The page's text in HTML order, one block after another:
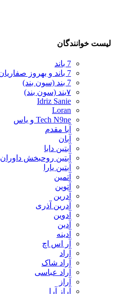
لیست خوانندگان
7 باند
7 باند و بهروز صفاریان
7 بند (سون بند)
۷بند (سون بند)
Idriz Sanie
Loran
Tech N9ne و یاس
آبا مقدم
آبان
آبتین دابا
آبتین روحبخش داوران
آبتین یارا
آتمین
آتوین
آدرین
آدرین آذری
آدوین
آدین
آدینه
آر اس اچ
آراد
آراد شاک
آراد عباسی
آراز
آراز آرا